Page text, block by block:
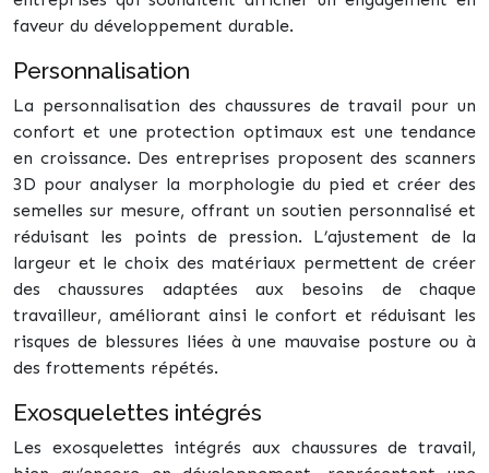
faveur du développement durable.
Personnalisation
La personnalisation des chaussures de travail pour un
confort et une protection optimaux est une tendance
en croissance. Des entreprises proposent des scanners
3D pour analyser la morphologie du pied et créer des
semelles sur mesure, offrant un soutien personnalisé et
réduisant les points de pression. L’ajustement de la
largeur et le choix des matériaux permettent de créer
des chaussures adaptées aux besoins de chaque
travailleur, améliorant ainsi le confort et réduisant les
risques de blessures liées à une mauvaise posture ou à
des frottements répétés.
Exosquelettes intégrés
Les exosquelettes intégrés aux chaussures de travail,